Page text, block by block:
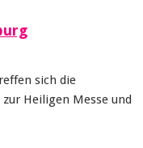
sich die
Heiligen Messe und